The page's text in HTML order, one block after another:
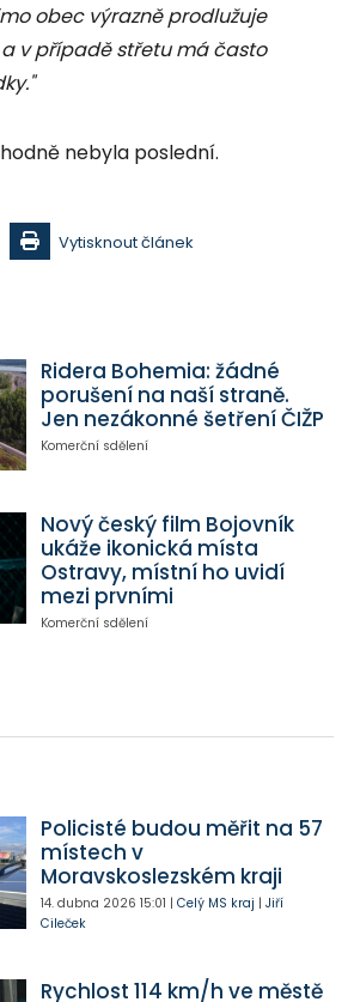
obec výrazně prodlužuje
v případě střetu má často
nebyla poslední.
Vytisknout článek
Ridera Bohemia: žádné
porušení na naší straně.
Jen nezákonné šetření ČIŽP
Komerční sdělení
Nový český film Bojovník
ukáže ikonická místa
Ostravy, místní ho uvidí
mezi prvními
Komerční sdělení
Policisté budou měřit na 57
místech v
Moravskoslezském kraji
14. dubna 2026 15:01 | Celý MS kraj | Jiří
Cileček
Rychlost 114 km/h ve městě